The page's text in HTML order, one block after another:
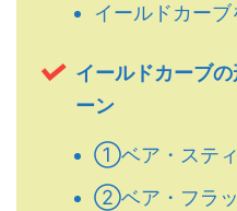
イールドカー
イールドカーブ
ーン
①ベア・ステ
②ベア・フラ